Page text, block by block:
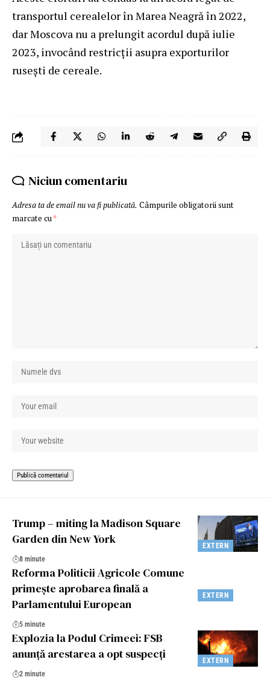
transportul cerealelor în Marea Neagră în 2022,
dar Moscova nu a prelungit acordul după iulie
2023, invocând restricții asupra exporturilor
rusești de cereale.
Niciun comentariu
Adresa ta de email nu va fi publicată. Câmpurile obligatorii sunt
marcate cu *
EXTERN
Trump – miting la Madison Square
Garden din New York
8 minute
EXTERN
Reforma Politicii Agricole Comune
primește aprobarea finală a
Parlamentului European
5 minute
EXTERN
Explozia la Podul Crimeei: FSB
anunță arestarea a opt suspecți
2 minute